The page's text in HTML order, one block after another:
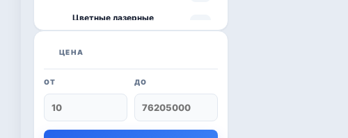
Цветные лазерные
принтеры
черно-белый принтер
Kaspersky
Microsoft
ЦЕНА
ОТ ДО